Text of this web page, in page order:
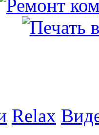
Relax